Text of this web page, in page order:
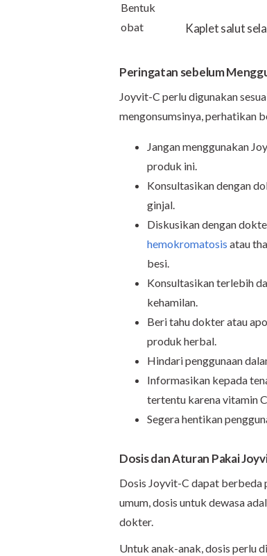
Bentuk
obat
Kaplet salut
Peringatan sebelum
Joyvit-C perlu digunakan
mengonsumsinya, perhatikan
Jangan menggunakan
produk ini.
Konsultasikan dengan
ginjal.
Diskusikan dengan
hemokromatosis atau
besi.
Konsultasikan terlebih
kehamilan.
Beri tahu dokter atau
produk herbal.
Hindari penggunaan
Informasikan kepada
tertentu karena vitamin
Segera hentikan
Dosis dan Aturan Pakai
Dosis Joyvit-C dapat berbeda
umum, dosis untuk dewasa
dokter.
Untuk anak-anak, dosis perlu